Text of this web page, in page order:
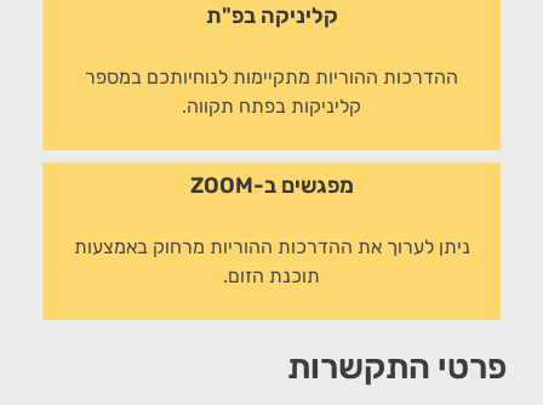
קליניקה בפ"ת
ההדרכות ההוריות מתקיימות לנוחיותכם במספר
קליניקות בפתח תקווה.
מפגשים ב-ZOOM
ניתן לערוך את ההדרכות ההוריות מרחוק באמצעות
תוכנת הזום.
פרטי התקשרות